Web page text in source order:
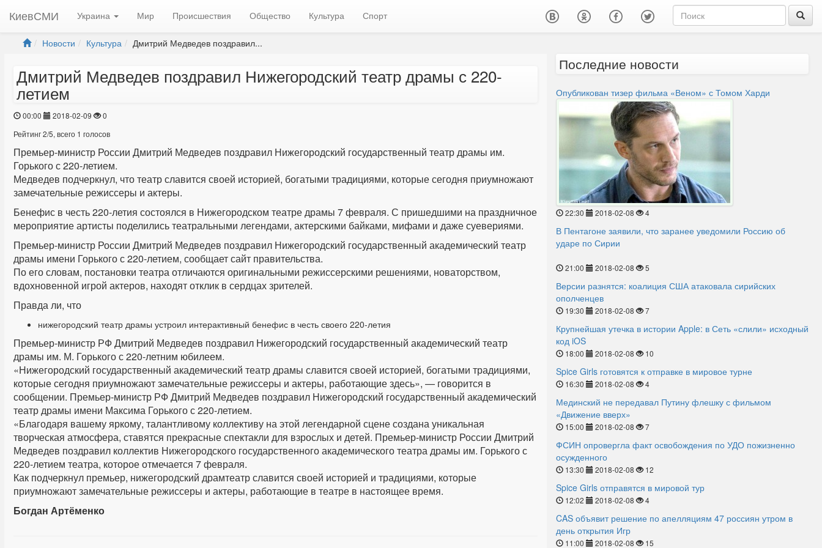
КиевСМИ Украина Мир Происшествия Общество Культура Спорт
Новости Культура Дмитрий Медведев поздравил...
Дмитрий Медведев поздравил Нижегородский театр драмы с 220-
летием
00:00 2018-02-09
0
Рейтинг2/5, всего 1 голосов
Премьер-министр России Дмитрий Медведев поздравил Нижегородский государственный театр драмы им.
Горького с 220-летием.
Медведев подчеркнул, что театр славится своей историей, богатыми традициями, которые сегодня приумножают
замечательные режиссеры и актеры.
Бенефис в честь 220-летия состоялся в Нижегородском театре драмы 7 февраля. С пришедшими на праздничное
мероприятие артисты поделились театральными легендами, актерскими байками, мифами и даже суевериями.
Премьер-министр России Дмитрий Медведев поздравил Нижегородский государственный академический театр
драмы имени Горького с 220-летием, сообщает сайт правительства.
По его словам, постановки театра отличаются оригинальными режиссерскими решениями, новаторством,
вдохновенной игрой актеров, находят отклик в сердцах зрителей.
Правда ли, что
нижегородский театр драмы устроил интерактивный бенефис в честь своего 220-летия
Премьер-министр РФ Дмитрий Медведев поздравил Нижегородский государственный академический театр
драмы им. М. Горького с 220-летним юбилеем.
«Нижегородский государственный академический театр драмы славится своей историей, богатыми традициями,
которые сегодня приумножают замечательные режиссеры и актеры, работающие здесь», — говорится в
сообщении. Премьер-министр РФ Дмитрий Медведев поздравил Нижегородский государственный академический
театр драмы имени Максима Горького с 220-летием.
«Благодаря вашему яркому, талантливому коллективу на этой легендарной сцене создана уникальная
творческая атмосфера, ставятся прекрасные спектакли для взрослых и детей. Премьер-министр России Дмитрий
Медведев поздравил коллектив Нижегородского государственного академического театра драмы им. Горького с
220-летием театра, которое отмечается 7 февраля.
Как подчеркнул премьер, нижегородский драмтеатр славится своей историей и традициями, которые
приумножают замечательные режиссеры и актеры, работающие в театре в настоящее время.
Богдан Артёменко
Последние новости
Опубликован тизер фильма «Веном» с Томом Харди
22:30 2018-02-08 4
В Пентагоне заявили, что заранее уведомили Россию об
ударе по Сирии
21:00 2018-02-08 5
Версии разнятся: коалиция США атаковала сирийских
ополченцев
19:30 2018-02-08 7
Крупнейшая утечка в истории Apple: в Сеть «слили» исходный
код iOS
18:00 2018-02-08 10
Spice Girls готовятся к отправке в мировое турне
16:30 2018-02-08 4
Мединский не передавал Путину флешку с фильмом
«Движение вверх»
15:00 2018-02-08 7
ФСИН опровергла факт освобождения по УДО пожизненно
осужденного
13:30 2018-02-08 12
Spice Girls отправятся в мировой тур
12:02 2018-02-08 4
CAS объявит решение по апелляциям 47 россиян утром в
день открытия Игр
11:00 2018-02-08 15